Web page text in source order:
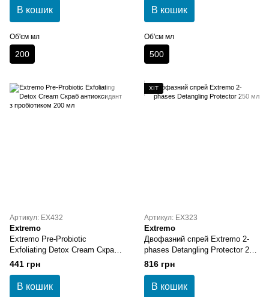
В кошик
Об'єм мл
200
В кошик
Об'єм мл
500
Артикул: EX432
Extremo
Extremo Pre-Probiotic
Exfoliating Detox Cream Скраб
антиоксидант з пробіотиком
200 мл
441 грн
В кошик
ХІТ
Артикул: EX323
Extremo
Двофазний спрей Extremo 2-
phases Detangling Protector 250
мл
816 грн
В кошик